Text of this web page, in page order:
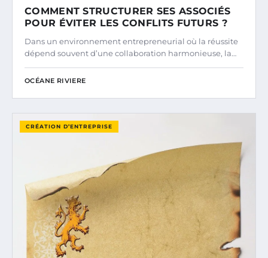
COMMENT STRUCTURER SES ASSOCIÉS
POUR ÉVITER LES CONFLITS FUTURS ?
Dans un environnement entrepreneurial où la réussite
dépend souvent d’une collaboration harmonieuse, la…
OCÉANE RIVIERE
CRÉATION D’ENTREPRISE